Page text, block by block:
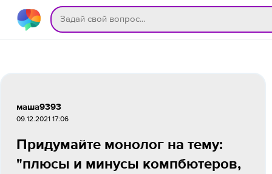
маша9393
09.12.2021 17:06
Придумайте монолог на тему:
"плюсы и минусы компбютеров,